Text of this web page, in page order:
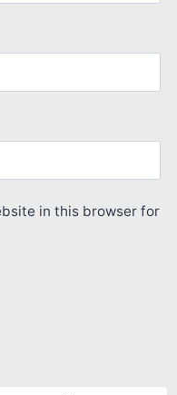
in this browser for